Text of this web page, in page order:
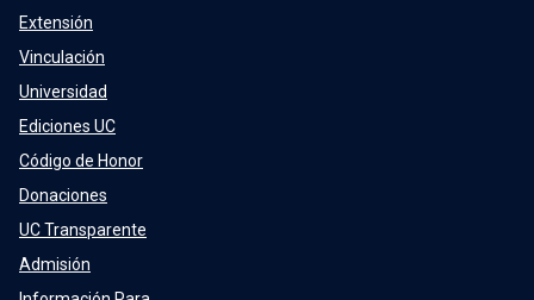
Extensión
Vinculación
Universidad
Ediciones UC
Código de Honor
Donaciones
UC Transparente
Admisión